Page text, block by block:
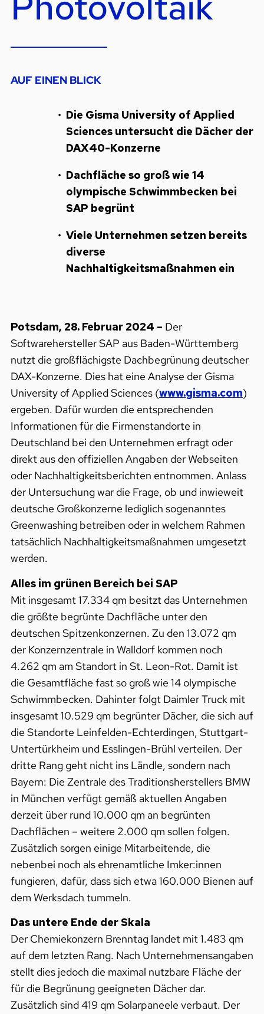
AUF EINEN BLICK
Die Gisma University of Applied
Sciences untersucht die Dächer der
DAX40-Konzerne
Dachfläche so groß wie 14
olympische Schwimmbecken bei
SAP begrünt
Viele Unternehmen setzen bereits
diverse
Nachhaltigkeitsmaßnahmen ein
Potsdam, 28. Februar 2024 – Der
Softwarehersteller SAP aus Baden-Württemberg
nutzt die großflächigste Dachbegrünung deutscher
DAX-Konzerne. Dies hat eine Analyse der Gisma
University of Applied Sciences (www.gisma.com)
ergeben. Dafür wurden die entsprechenden
Informationen für die Firmenstandorte in
Deutschland bei den Unternehmen erfragt oder
direkt aus den offiziellen Angaben der Webseiten
oder Nachhaltigkeitsberichten entnommen. Anlass
der Untersuchung war die Frage, ob und inwieweit
deutsche Großkonzerne lediglich sogenanntes
Greenwashing betreiben oder in welchem Rahmen
tatsächlich Nachhaltigkeitsmaßnahmen umgesetzt
werden.
Alles im grünen Bereich bei SAP
Mit insgesamt 17.334 qm besitzt das Unternehmen
die größte begrünte Dachfläche unter den
deutschen Spitzenkonzernen. Zu den 13.072 qm
der Konzernzentrale in Walldorf kommen noch
4.262 qm am Standort in St. Leon-Rot. Damit ist
die Gesamtfläche fast so groß wie 14 olympische
Schwimmbecken. Dahinter folgt Daimler Truck mit
insgesamt 10.529 qm begrünter Dächer, die sich auf
die Standorte Leinfelden-Echterdingen, Stuttgart-
Untertürkheim und Esslingen-Brühl verteilen. Der
dritte Rang geht nicht ins Ländle, sondern nach
Bayern: Die Zentrale des Traditionsherstellers BMW
in München verfügt gemäß aktuellen Angaben
derzeit über rund 10.000 qm an begrünten
Dachflächen – weitere 2.000 qm sollen folgen.
Zusätzlich sorgen einige Mitarbeitende, die
nebenbei noch als ehrenamtliche Imker:innen
fungieren, dafür, dass sich etwa 160.000 Bienen auf
dem Werksdach tummeln.
Das untere Ende der Skala
Der Chemiekonzern Brenntag landet mit 1.483 qm
auf dem letzten Rang. Nach Unternehmensangaben
stellt dies jedoch die maximal nutzbare Fläche der
für die Begrünung geeigneten Dächer dar.
Zusätzlich sind 419 qm Solarpaneele verbaut. Der